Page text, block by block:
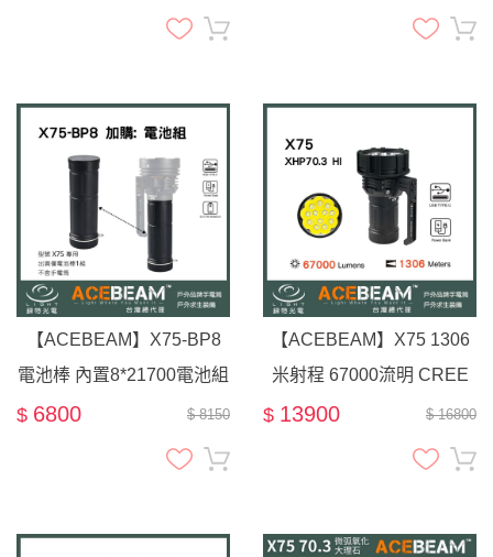
【ACEBEAM】X75-BP8
電池棒 內置8*21700電池組
$ 8150
$ 6800
【ACEBEAM】X75 1306
米射程 67000流明 CREE
XHP70.3 HI LED 超遠射強
光高亮手電筒
$ 16800
$ 13900